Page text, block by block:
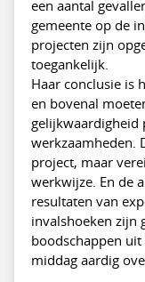
een aantal
gemeente op de
projecten zijn
toegankelijk.
Haar conclusie is
en bovenal
werkzaamheden.
project, maar
werkwijze. En de
resultaten van
invalshoeken zijn
boodschappen
middag aardig